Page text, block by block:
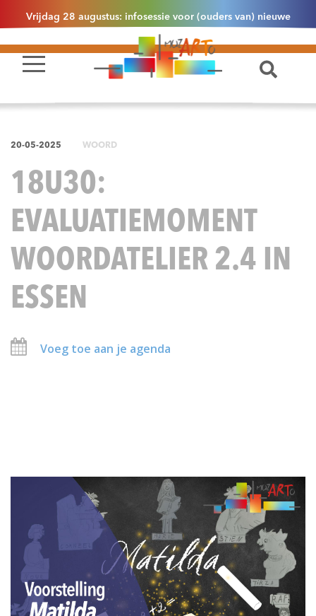
Vrijdag 28 augustus: infosessie voor (ouders van) nieuwe
leerlingen 2.1 om 13u30 in Essen
20-05-2025 WOORD
18U30:
EVALUATIEMOMENT
WOORDATELIER 2.4 IN
ESSEN
Voeg toe aan je agenda